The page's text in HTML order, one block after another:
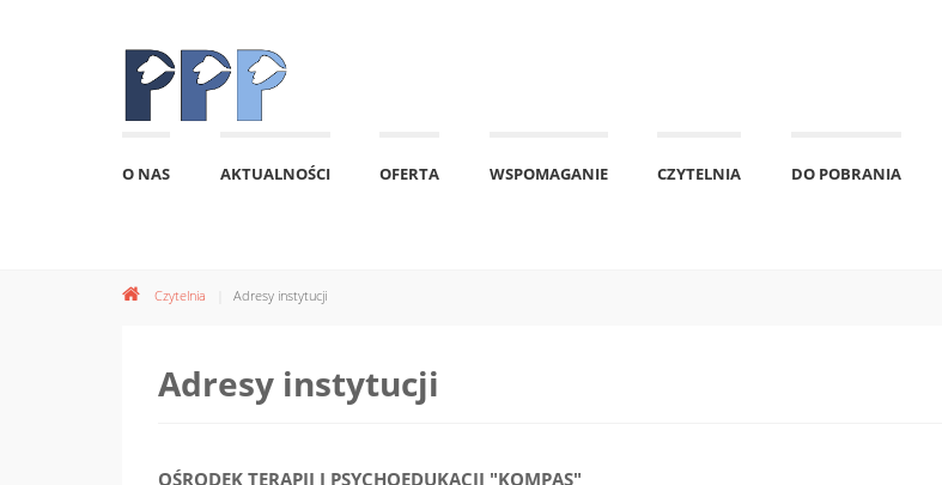
O NAS AKTUALNOŚCI OFERTA WSPOMAGANIE CZYTELNIA DO POBRANIA
Czytelnia Adresy instytucji
Adresy instytucji
OŚRODEK TERAPII I PSYCHOEDUKACJI "KOMPAS"